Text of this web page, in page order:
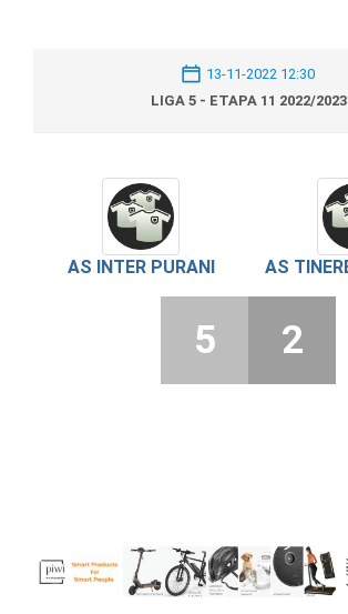
13-11-2022 12:30
LIGA 5 - ETAPA 11 2022/2023
AS INTER PURANI
5 2